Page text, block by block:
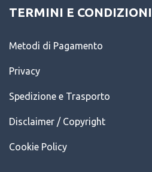
TERMINI E CONDIZIONI
Metodi di Pagamento
Privacy
Spedizione e Trasporto
Disclaimer / Copyright
Cookie Policy